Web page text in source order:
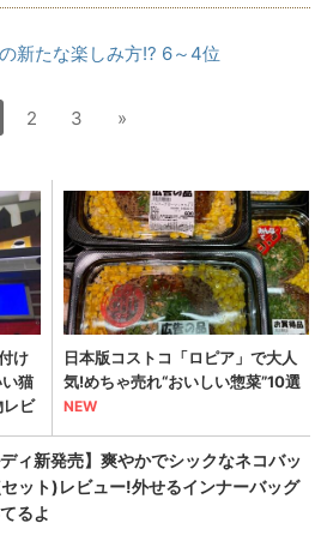
新たな楽しみ方!? 6～4位
2 3 »